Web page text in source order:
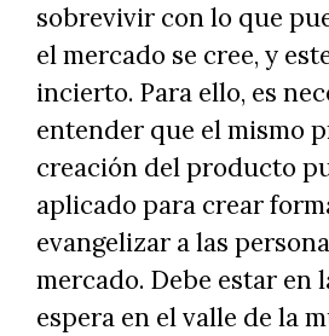
sobrevivir con lo que
el mercado se cree, y
incierto. Para ello, es
entender que el mismo
creación del producto
aplicado para crear
evangelizar a las
mercado. Debe estar en
espera en el valle de la